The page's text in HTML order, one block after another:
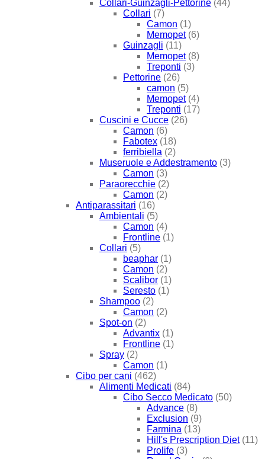
Collari-Guinzagli-Pettorine (44)
Collari (7)
Camon (1)
Memopet (6)
Guinzagli (11)
Memopet (8)
Treponti (3)
Pettorine (26)
camon (5)
Memopet (4)
Treponti (17)
Cuscini e Cucce (26)
Camon (6)
Fabotex (18)
ferribiella (2)
Museruole e Addestramento (3)
Camon (3)
Paraorecchie (2)
Camon (2)
Antiparassitari (16)
Ambientali (5)
Camon (4)
Frontline (1)
Collari (5)
beaphar (1)
Camon (2)
Scalibor (1)
Seresto (1)
Shampoo (2)
Camon (2)
Spot-on (2)
Advantix (1)
Frontline (1)
Spray (2)
Camon (1)
Cibo per cani (462)
Alimenti Medicati (84)
Cibo Secco Medicato (50)
Advance (8)
Exclusion (9)
Farmina (13)
Hill's Prescription Diet (11)
Prolife (3)